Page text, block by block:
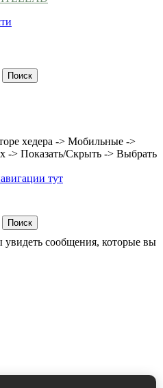
Поиск
хедера -> Мобильные ->
-> Показать/Скрыть -> Выбрать
тут
Поиск
увидеть сообщения, которые вы